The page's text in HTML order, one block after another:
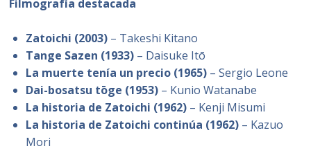
Filmografía destacada
Zatoichi (2003) – Takeshi Kitano
Tange Sazen (1933) – Daisuke Itō
La muerte tenía un precio (1965) – Sergio Leone
Dai-bosatsu tōge (1953) – Kunio Watanabe
La historia de Zatoichi (1962) – Kenji Misumi
La historia de Zatoichi continúa (1962) – Kazuo
Mori